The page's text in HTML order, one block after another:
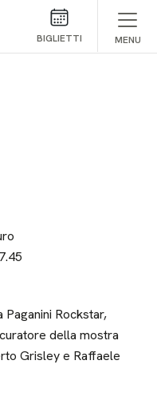
BIGLIETTI MENU
Paganini Rockstar,
della mostra
Grisley e Raffaele